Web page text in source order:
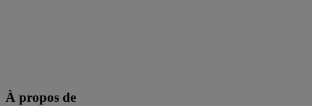
À propos de